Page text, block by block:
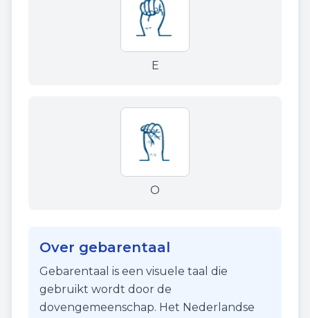
E
O
Over gebarentaal
Gebarentaal is een visuele taal die
gebruikt wordt door de
dovengemeenschap. Het Nederlandse